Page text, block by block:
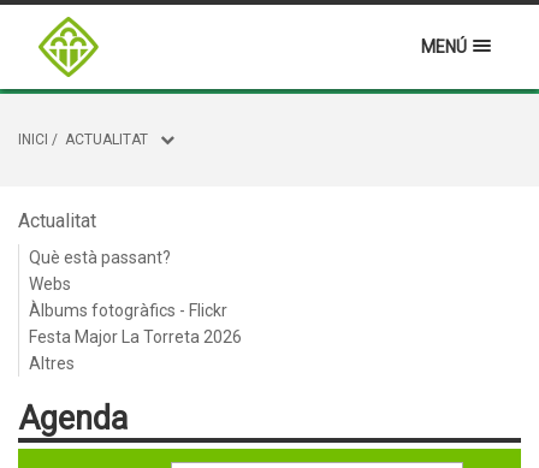
MENÚ
INICI / ACTUALITAT
Actualitat
Què està passant?
Webs
Àlbums fotogràfics - Flickr
Festa Major La Torreta 2026
Altres
Agenda